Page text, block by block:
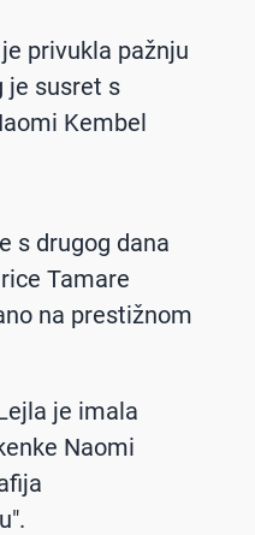
privukla pažnju
je susret s
Kembel
s drugog dana
Tamare
na prestižnom
je imala
Naomi